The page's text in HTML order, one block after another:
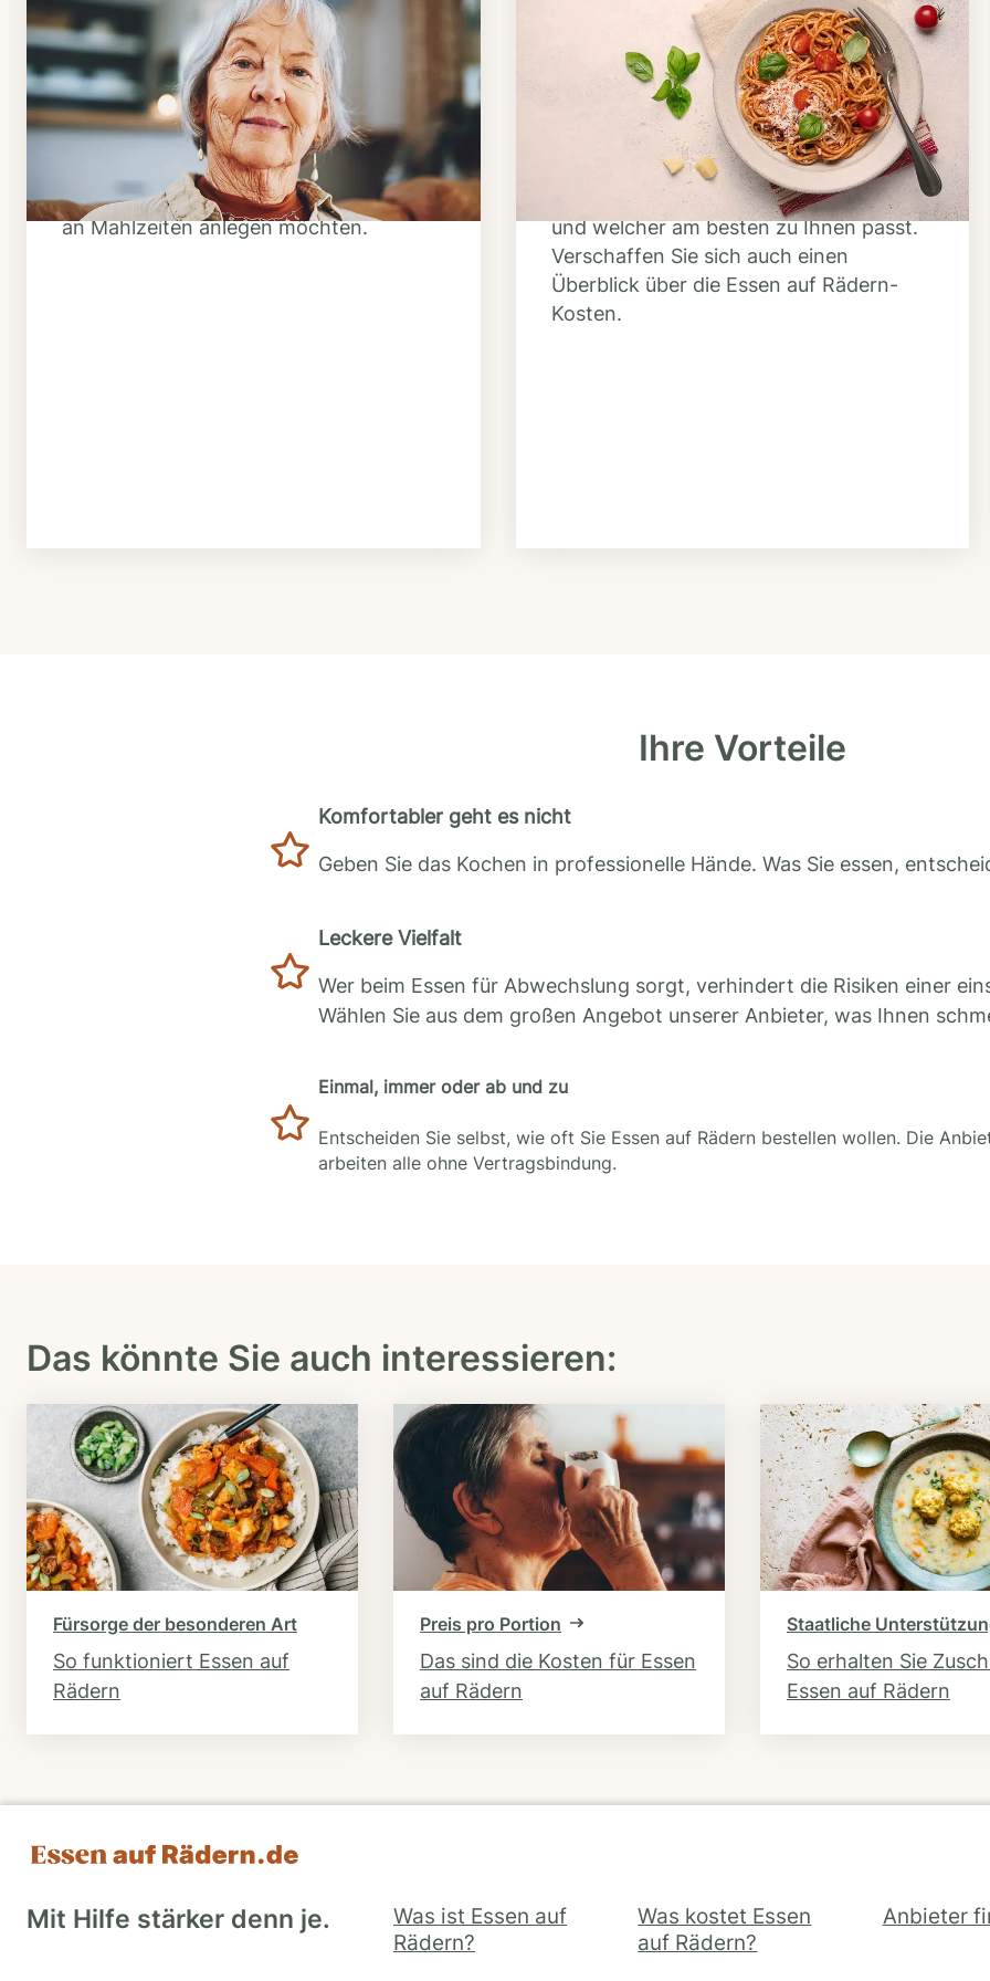
Schritt 1
Klarheit schaffen
Überlegen Sie, ob Ihnen das Essen
täglich verzehrfertig geliefert werden
soll oder Sie sich einen Tiefkühl-Vorrat
an Mahlzeiten anlegen möchten.
Schritt 2
Anbieter finden
Nutzen Sie unsere große Mahlzeiten-
Dienst-Suche, um herauszufinden,
welche Anbieter es in Ihrer Region gibt
und welcher am besten zu Ihnen passt.
Verschaffen Sie sich auch einen
Überblick über die Essen auf Rädern-
Kosten.
Ihre Vorteile
Komfortabler geht es nicht
Geben Sie das Kochen in professionelle Hände. Was Sie essen,
Leckere Vielfalt
Wer beim Essen für Abwechslung sorgt, verhindert die Risiken einer
Wählen Sie aus dem großen Angebot unserer Anbieter, was Ihnen
Einmal, immer oder ab und zu
Entscheiden Sie selbst, wie oft Sie Essen auf Rädern bestellen wollen. Die
arbeiten alle ohne Vertragsbindung.
Das könnte Sie auch interessieren:
Fürsorge der besonderen Art
So funktioniert Essen auf
Rädern
Preis pro Portion
Das sind die Kosten für Essen
auf Rädern
Staatliche
So erhalten Sie
Essen auf Rädern
Mit Hilfe stärker denn je.
Was ist Essen auf
Rädern?
Was kostet Essen
auf Rädern?
Anbieter